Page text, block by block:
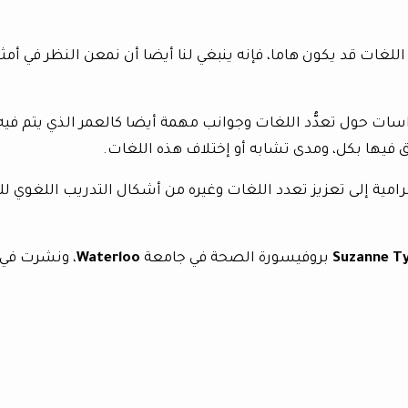
قد يكون هاما، فإنه ينبغي لنا أيضا أن نمعن النظر في
حول تعدُّد اللغات وجوانب مهمة أيضا كالعمر الذي يتم
فيها بكل، ومدى تشابه أو إختلاف هذه اللغات.
إلى تعزيز تعدد اللغات وغيره من أشكال التدريب اللغوي
بروفيسورة الصحة في جامعة Waterloo، ونشرت في